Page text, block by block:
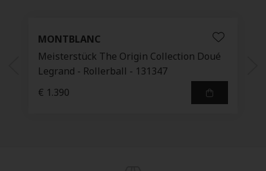
MONTBLANC
Meisterstück The Origin Collection Doué
Legrand - Rollerball - 131347
€ 1.390